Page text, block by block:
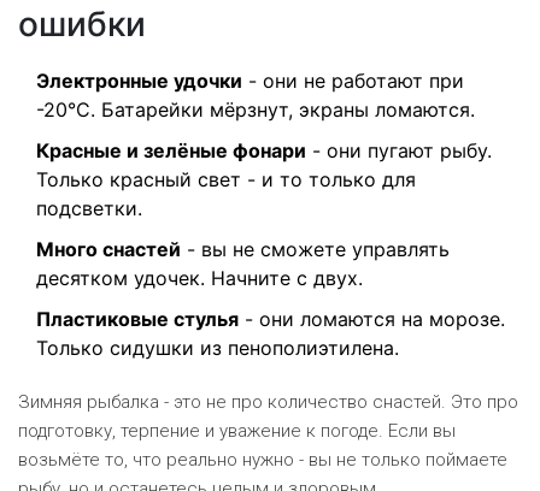
ошибки
Электронные удочки - они не работают при
-20°C. Батарейки мёрзнут, экраны ломаются.
Красные и зелёные фонари - они пугают рыбу.
Только красный свет - и то только для
подсветки.
Много снастей - вы не сможете управлять
десятком удочек. Начните с двух.
Пластиковые стулья - они ломаются на морозе.
Только сидушки из пенополиэтилена.
Зимняя рыбалка - это не про количество снастей. Это про
подготовку, терпение и уважение к погоде. Если вы
возьмёте то, что реально нужно - вы не только поймаете